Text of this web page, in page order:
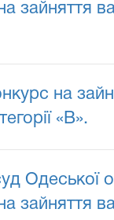
зайняття
на
«В».
зайняття